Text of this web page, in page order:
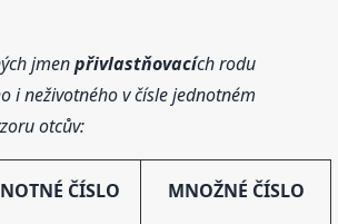
jmenpřivlastňovacích rodu
i neživotného v čísle jednotném
otcův:
ČÍSLO MNOŽNÉ ČÍSLO